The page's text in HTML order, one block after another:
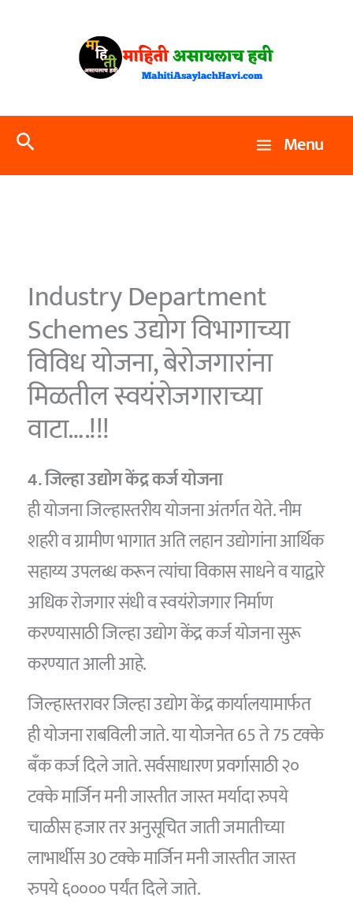
Search Menu
Industry Department
Schemes उद्योग विभागाच्या
विविध योजना, बेरोजगारांना
मिळतील स्वयंरोजगाराच्या
वाटा….!!!
4. जिल्हा उद्योग केंद्र कर्ज योजना
ही योजना जिल्हास्तरीय योजना अंतर्गत येते. नीम
शहरी व ग्रामीण भागात अति लहान उद्योगांना आर्थिक
सहाय्य उपलब्ध करून त्यांचा विकास साधने व याद्वारे
अधिक रोजगार संधी व स्वयंरोजगार निर्माण
करण्यासाठी जिल्हा उद्योग केंद्र कर्ज योजना सुरू
करण्यात आली आहे.
जिल्हास्तरावर जिल्हा उद्योग केंद्र कार्यालयामार्फत
ही योजना राबविली जाते. या योजनेत 65 ते 75 टक्के
बँक कर्ज दिले जाते. सर्वसाधारण प्रवर्गासाठी २०
टक्के मार्जिन मनी जास्तीत जास्त मर्यादा रुपये
चाळीस हजार तर अनुसूचित जाती जमातीच्या
लाभार्थीस 30 टक्के मार्जिन मनी जास्तीत जास्त
रुपये ६०००० पर्यंत दिले जाते.